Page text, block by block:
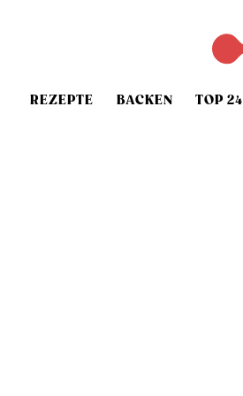
REZEPTE BACKEN TOP 24